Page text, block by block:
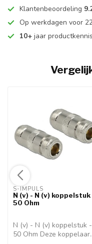
Klantenbeoordeling
Op werkdagen voor
10+ jaar productkennis
S-IMPULS
N (v) - N (v) koppelstuk
50 Ohm
N (v) - N (v) koppelstuk -
50 Ohm Deze koppelaar